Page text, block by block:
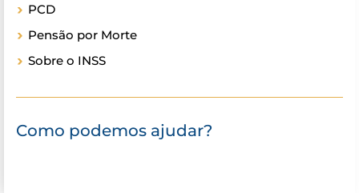
PCD
Pensão por Morte
Sobre o INSS
Como podemos ajudar?